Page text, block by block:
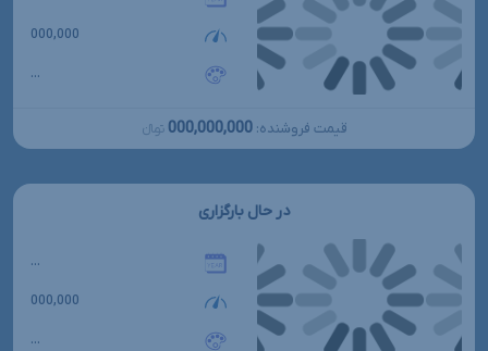
000,000
...
قیمت فروشنده: 000,000,000 تومانءءء
در حال بارگزاری
...
000,000
...